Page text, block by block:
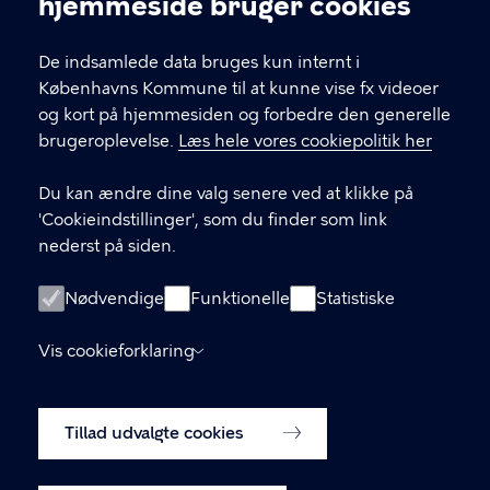
De indsamlede data bruges kun internt i
Københavns Kommune til at kunne vise fx videoer
og kort på hjemmesiden og forbedre den generelle
brugeroplevelse. Læs hele vores cookiepolitik her
Du kan ændre dine valg senere ved at klikke på
'Cookieindstillinger', som du finder som link
nederst på siden.
Nødvendige Funktionelle Statistiske
Vis cookieforklaring
Tillad udvalgte cookies
EAN: 5798009800411
LINKS
Kontakt os
Facebook
Instagram
Nyhedsbrev
Borgerpanel
Cookiepolitik
Cookieindstillinger